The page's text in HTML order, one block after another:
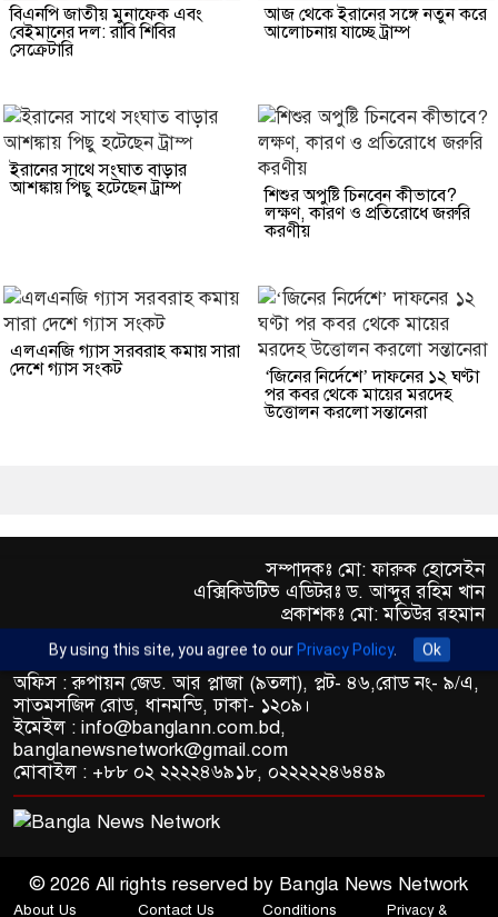
বিএনপি জাতীয় মুনাফেক এবং
বেইমানের দল: রাবি শিবির
সেক্রেটারি
আজ থেকে ইরানের সঙ্গে নতুন করে
আলোচনায় যাচ্ছে ট্রাম্প
ইরানের সাথে সংঘাত বাড়ার
আশঙ্কায় পিছু হটেছেন ট্রাম্প
শিশুর অপুষ্টি চিনবেন কীভাবে?
লক্ষণ, কারণ ও প্রতিরোধে জরুরি
করণীয়
এলএনজি গ্যাস সরবরাহ কমায় সারা
দেশে গ্যাস সংকট
‘জিনের নির্দেশে’ দাফনের ১২ ঘণ্টা
পর কবর থেকে মায়ের মরদেহ
উত্তোলন করলো সন্তানেরা
সম্পাদকঃ মো: ফারুক হোসেইন
এক্সিকিউটিভ এডিটরঃ ড. আব্দুর রহিম খান
প্রকাশকঃ মো: মতিউর রহমান
অফিস : রুপায়ন জেড. আর প্লাজা (৯তলা), প্লট- ৪৬,রোড নং- ৯/এ,
সাতমসজিদ রোড, ধানমন্ডি, ঢাকা- ১২০৯।
ইমেইল : info@banglann.com.bd,
banglanewsnetwork@gmail.com
মোবাইল : +৮৮ ০২ ২২২২৪৬৯১৮, ০২২২২২৪৬৪৪৯
© 2026 All rights reserved by Bangla News Network
About Us Contact Us Conditions Privacy &
By using this site, you agree to our Privacy Policy. Ok